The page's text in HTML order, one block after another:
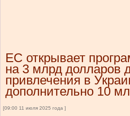
ЕС открывает
на 3 млрд долларов
привлечения в
дополнительно 10
[09:00 11 июля 2025 года ]